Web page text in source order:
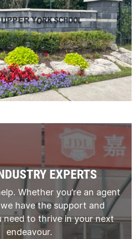
EXPERTS
Whether you’re an agent
have the support and
need to thrive in your next
endeavour.